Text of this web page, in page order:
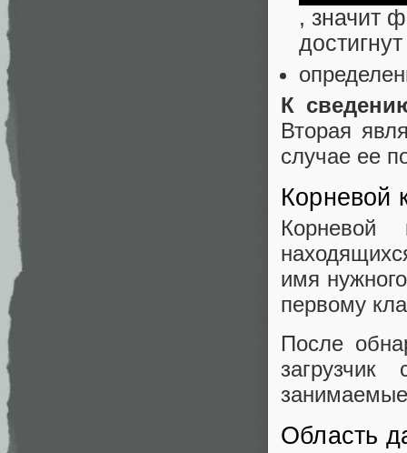
, значит
К
Вторая
случае ее
Корневой
имя
первому
После
Область